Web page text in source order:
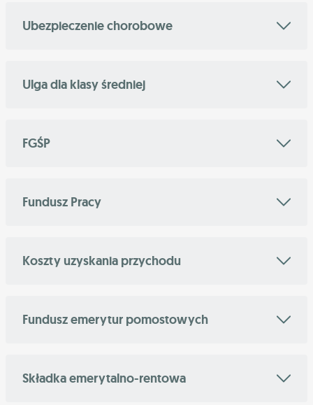
Ubezpieczenie chorobowe
Ulga dla klasy średniej
FGŚP
Fundusz Pracy
Koszty uzyskania przychodu
Fundusz emerytur pomostowych
Składka emerytalno-rentowa